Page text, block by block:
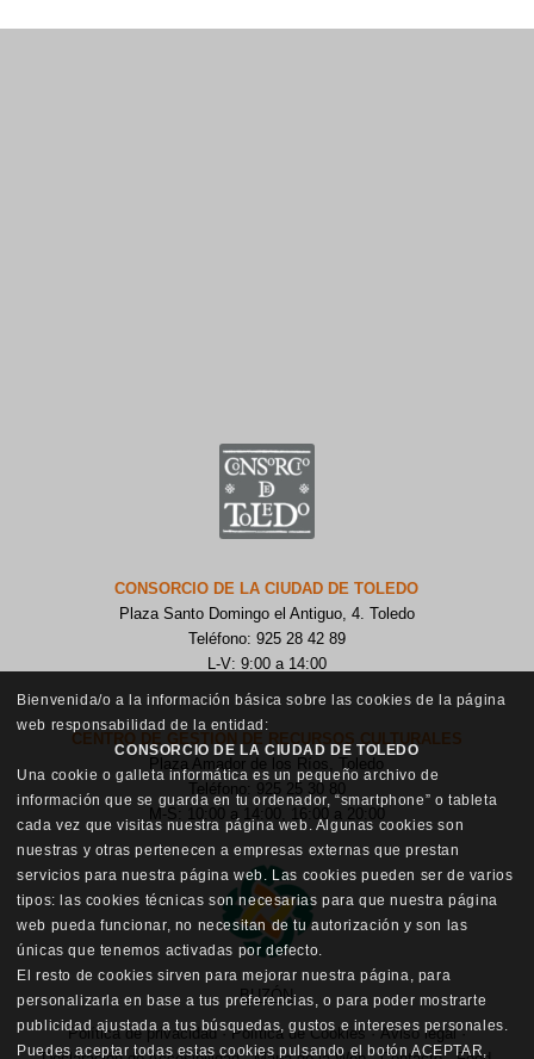
CONSORCIO DE LA CIUDAD DE TOLEDO
Plaza Santo Domingo el Antiguo, 4. Toledo
Teléfono: 925 28 42 89
L-V: 9:00 a 14:00
CENTRO DE GESTIÓN DE RECURSOS CULTURALES
Plaza Amador de los Ríos, Toledo
Teléfono: 925 25 30 80
M-S: 10:00 a 14:00, 16:00 a 20:00
BUZÓN
Política de privacidad·Política de Cookies ·Aviso legal·
Bienvenida/o a la información básica sobre las cookies de la página
web responsabilidad de la entidad:
CONSORCIO DE LA CIUDAD DE TOLEDO
Una cookie o galleta informática es un pequeño archivo de
información que se guarda en tu ordenador, “smartphone” o tableta
cada vez que visitas nuestra página web. Algunas cookies son
nuestras y otras pertenecen a empresas externas que prestan
servicios para nuestra página web. Las cookies pueden ser de varios
tipos: las cookies técnicas son necesarias para que nuestra página
web pueda funcionar, no necesitan de tu autorización y son las
únicas que tenemos activadas por defecto.
El resto de cookies sirven para mejorar nuestra página, para
personalizarla en base a tus preferencias, o para poder mostrarte
publicidad ajustada a tus búsquedas, gustos e intereses personales.
Puedes aceptar todas estas cookies pulsando el botón ACEPTAR,